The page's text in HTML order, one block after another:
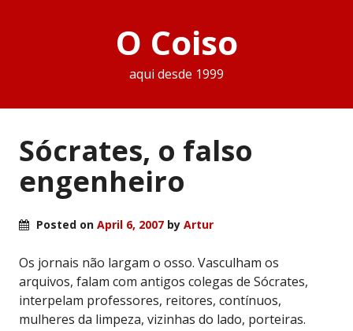
O Coiso
aqui desde 1999
Sócrates, o falso
engenheiro
Posted on April 6, 2007 by Artur
Os jornais não largam o osso. Vasculham os
arquivos, falam com antigos colegas de Sócrates,
interpelam professores, reitores, contínuos,
mulheres da limpeza, vizinhas do lado, porteiras.